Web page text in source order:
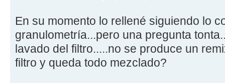
En su momento lo rellené siguiendo lo
granulometría...pero una pregunta
lavado del filtro.....no se produce un
filtro y queda todo mezclado?